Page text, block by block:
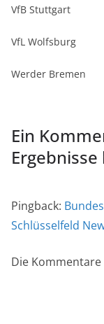
VfB Stuttgart
VfL Wolfsburg
Werder Bremen
Ein
Pingback:
Schlüsselfeld
Die